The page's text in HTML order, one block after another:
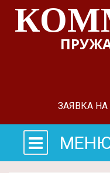
ЗАЯВКА